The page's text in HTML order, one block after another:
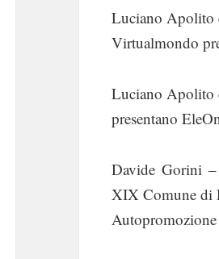
Luciano Apolito
Virtualmondo
Luciano Apolito
presentano
Davide Gorini
XIX Comune di
Autopromozione